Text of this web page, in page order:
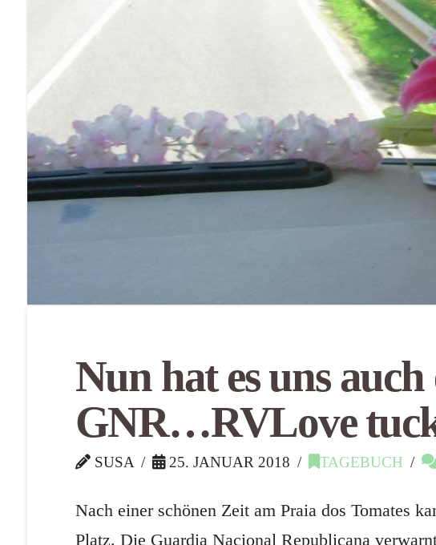
Nun hat es uns
GNR…RVLove
SUSA 25. JANUAR 2018 TAGEBUCH
Nach einer schönen Zeit am Praia dos Tomates
Platz. Die Guardia Nacional Republicana